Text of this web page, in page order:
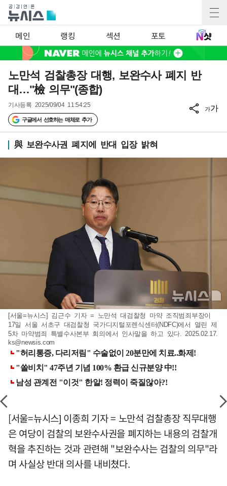
메인 랭킹 섹션 포토
노만석 검찰총장 대행, 보완수사 폐지 반
대…"檢 의무"(종합)
기사등록 2025/09/04 11:54:25
구글에서 선호하는 매체로 추가
가가
與 보완수사권 폐지에 반대 입장 밝혀
[서울=뉴시스] 김근수 기자 = 노만석 대검찰청 마약 조직범죄부장이
17일 서울 서초구 대검찰청 국가디지털포렌식센터(NDFC)에서 열린 제
5차 마약범죄 특별수사본부 회의에서 인사말을 하고 있다. 2025.02.17.
ks@newsis.com
[서울=뉴시스] 이종희 기자 = 노만석 검찰총장 직무대행
은 여당이 검찰의 보완수사권을 폐지하는 내용의 검찰개
혁을 추진하는 것과 관련해 "보완수사는 검찰의 의무"라
며 사실상 반대 의사를 내비쳤다.